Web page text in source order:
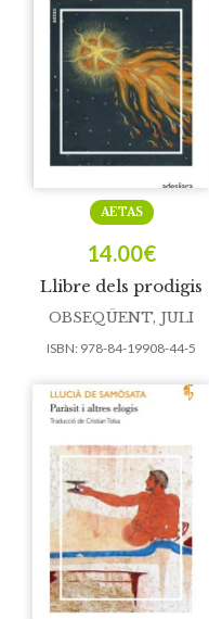
Llibre dels prodigis
AETAS
14.00€
OBSEQÜENT, JULI
ISBN: 978-84-19908-44-5